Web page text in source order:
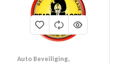
Auto Beveiliging,